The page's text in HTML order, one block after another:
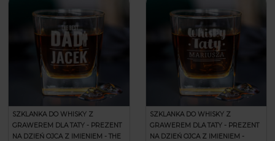
SZKLANKA DO WHISKY Z
GRAWEREM DLA TATY - PREZENT
NA DZIEŃ OJCA Z IMIENIEM - THE
SZKLANKA DO WHISKY Z
GRAWEREM DLA TATY - PREZENT
NA DZIEŃ OJCA Z IMIENIEM -